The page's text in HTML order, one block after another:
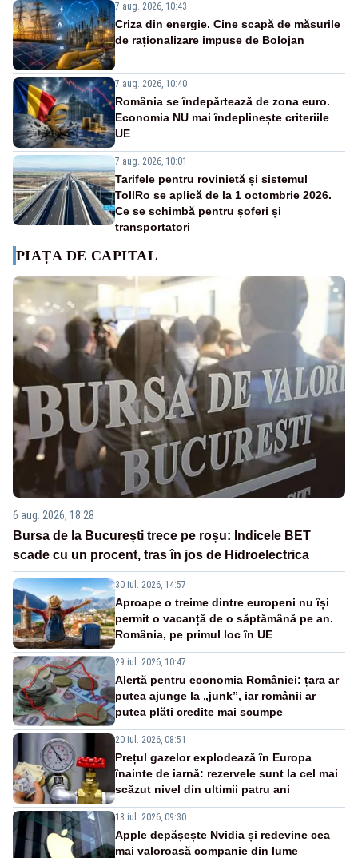
7 aug. 2026, 10:43
Criza din energie. Cine scapă de măsurile
de raționalizare impuse de Bolojan
7 aug. 2026, 10:40
România se îndepărtează de zona euro.
Economia NU mai îndeplinește criteriile
UE
7 aug. 2026, 10:01
Tarifele pentru rovinietă și sistemul
TollRo se aplică de la 1 octombrie 2026.
Ce se schimbă pentru șoferi și
transportatori
PIAȚA DE CAPITAL
6 aug. 2026, 18:28
Bursa de la București trece pe roșu: Indicele BET
scade cu un procent, tras în jos de Hidroelectrica
30 iul. 2026, 14:57
Aproape o treime dintre europeni nu își
permit o vacanță de o săptămână pe an.
România, pe primul loc în UE
29 iul. 2026, 10:47
Alertă pentru economia României: țara ar
putea ajunge la „junk”, iar românii ar
putea plăti credite mai scumpe
20 iul. 2026, 08:51
Prețul gazelor explodează în Europa
înainte de iarnă: rezervele sunt la cel mai
scăzut nivel din ultimii patru ani
18 iul. 2026, 09:30
Apple depășește Nvidia și redevine cea
mai valoroasă companie din lume